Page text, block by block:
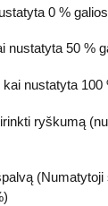
0 %
nustatyta 50 %
nustatyta 100
ryškumą